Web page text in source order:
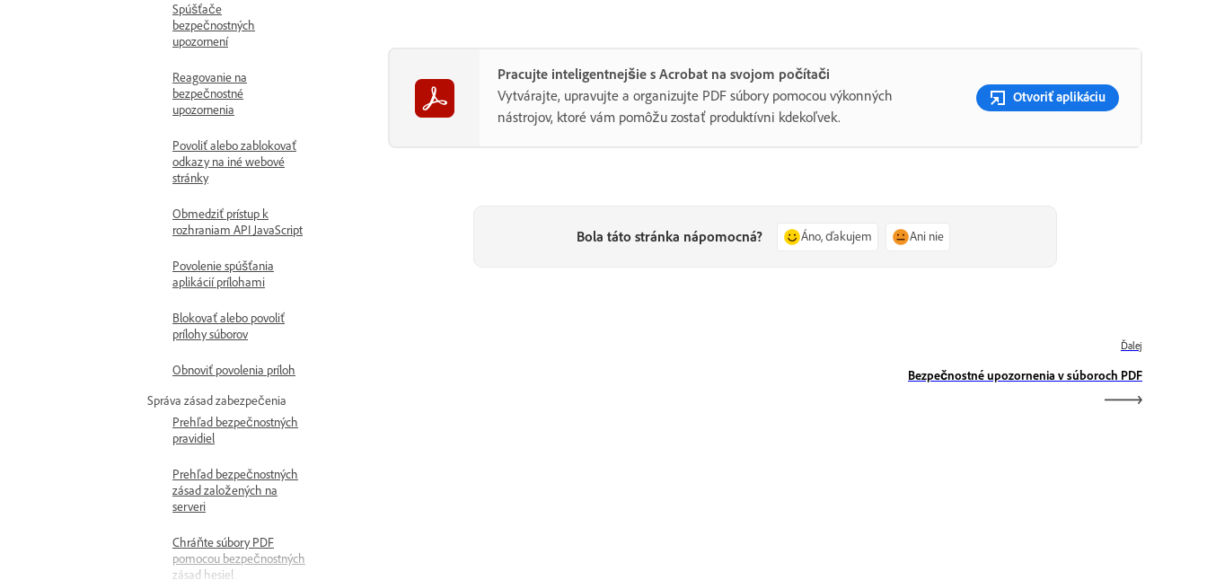
Spúšťače
bezpečnostných
upozornení
Reagovanie na
bezpečnostné
upozornenia
Povoliť alebo zablokovať
odkazy na iné webové
stránky
Obmedziť prístup k
rozhraniam API JavaScript
Povolenie spúšťania
aplikácií prílohami
Blokovať alebo povoliť
prílohy súborov
Obnoviť povolenia príloh
Správa zásad zabezpečenia
Prehľad bezpečnostných
pravidiel
Prehľad bezpečnostných
zásad založených na
serveri
Chráňte súbory PDF
pomocou bezpečnostných
zásad hesiel
Pracujte inteligentnejšie s Acrobat na svojom počítači
Vytvárajte, upravujte a organizujte PDF súbory pomocou výkonných
nástrojov, ktoré vám pomôžu zostať produktívni kdekoľvek.
Otvoriť aplikáciu
Bola táto stránka nápomocná? Áno, ďakujem Ani nie
Ďalej
Bezpečnostné upozornenia v súboroch PDF